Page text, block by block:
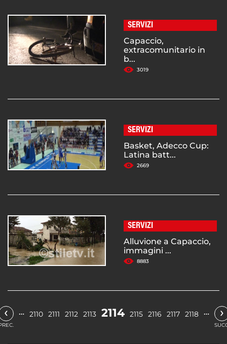
SERVIZI
Capaccio,
extracomunitario in
b...
3019
SERVIZI
Basket, Adecco Cup:
Latina batt...
2669
SERVIZI
Alluvione a Capaccio,
immagini ...
8883
‹ … 2110 2111 2112 2113 2114 2115 2116 2117 2118 … ›